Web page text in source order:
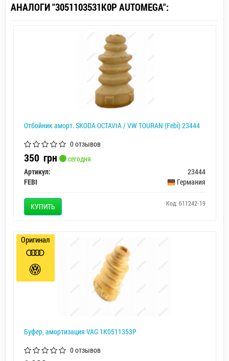
АНАЛОГИ "3051103531K0P AUTOMEGA":
Отбойник аморт. SKODA OCTAVIA / VW TOURAN (Febi) 23444
0 отзывов
350 грн
сегодня
Артикул:
23444
FEBI
Германия
КУПИТЬ Код: 611242-19
Буфер, амортизация VAG 1K0511353P
0 отзывов
Оригинал